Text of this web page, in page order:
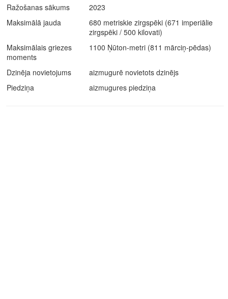
Ražošanas sākums
2023
Maksimālā jauda
680 metriskie zirgspēki (671 imperiālie
zirgspēki / 500 kilovati)
Maksimālais griezes
moments
1100 Ņūton-metri (811 mārciņ-pēdas)
Dzinēja novietojums
aizmugurē novietots dzinējs
Piedziņa
aizmugures piedziņa